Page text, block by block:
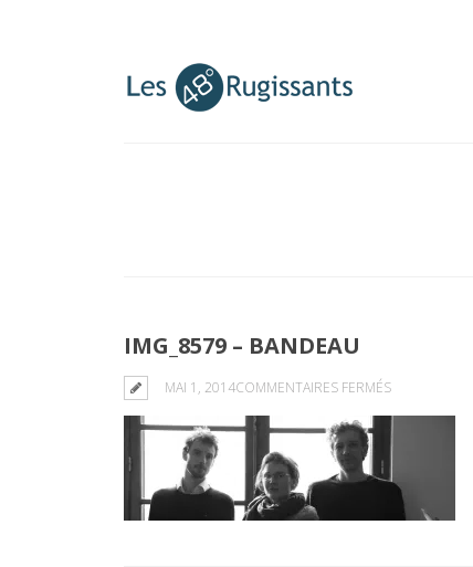
IMG_8579 – BANDEAU
MAI 1, 2014COMMENTAIRES FERMÉSSUR
IMG_8579